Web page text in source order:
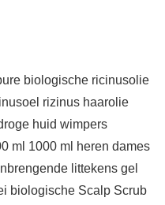
biologische ricinusolie
rizinus haarolie
huid wimpers
ml 1000 ml heren dames
littekens gel
biologische Scalp Scrub